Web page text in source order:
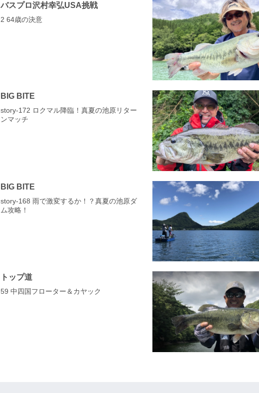
バスプロ沢村幸弘USA挑戦
2 64歳の決意
BIG BITE
story‐172 ロクマル降臨！真夏の池原リター
ンマッチ
BIG BITE
story‐168 雨で激変するか！？真夏の池原ダ
ム攻略！
トップ道
59 中四国フローター＆カヤック